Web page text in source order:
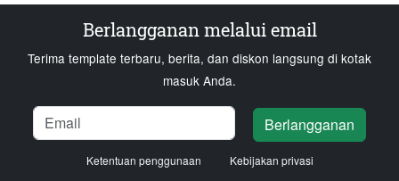
Berlangganan melalui email
Terima template terbaru, berita, dan diskon langsung di kotak
masuk Anda.
Nama
Email Memuat...
Berlangganan
Ketentuan penggunaan Kebijakan privasi